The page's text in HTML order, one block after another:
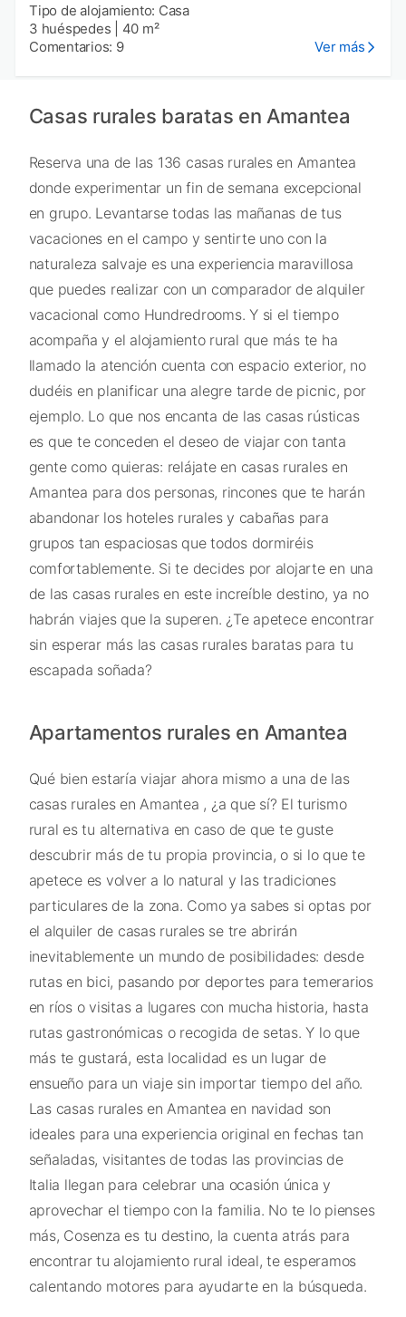
Tipo de alojamiento: Casa
3 huéspedes
40 m²
Comentarios: 9
Ver más
Casas rurales baratas en Amantea
Reserva una de las 136 casas rurales en Amantea
donde experimentar un fin de semana excepcional
en grupo. Levantarse todas las mañanas de tus
vacaciones en el campo y sentirte uno con la
naturaleza salvaje es una experiencia maravillosa
que puedes realizar con un comparador de alquiler
vacacional como Hundredrooms. Y si el tiempo
acompaña y el alojamiento rural que más te ha
llamado la atención cuenta con espacio exterior, no
dudéis en planificar una alegre tarde de picnic, por
ejemplo. Lo que nos encanta de las casas rústicas
es que te conceden el deseo de viajar con tanta
gente como quieras: relájate en casas rurales en
Amantea para dos personas, rincones que te harán
abandonar los hoteles rurales y cabañas para
grupos tan espaciosas que todos dormiréis
comfortablemente. Si te decides por alojarte en una
de las casas rurales en este increíble destino, ya no
habrán viajes que la superen. ¿Te apetece encontrar
sin esperar más las casas rurales baratas para tu
escapada soñada?
Apartamentos rurales en Amantea
Qué bien estaría viajar ahora mismo a una de las
casas rurales en Amantea , ¿a que sí? El turismo
rural es tu alternativa en caso de que te guste
descubrir más de tu propia provincia, o si lo que te
apetece es volver a lo natural y las tradiciones
particulares de la zona. Como ya sabes si optas por
el alquiler de casas rurales se tre abrirán
inevitablemente un mundo de posibilidades: desde
rutas en bici, pasando por deportes para temerarios
en ríos o visitas a lugares con mucha historia, hasta
rutas gastronómicas o recogida de setas. Y lo que
más te gustará, esta localidad es un lugar de
ensueño para un viaje sin importar tiempo del año.
Las casas rurales en Amantea en navidad son
ideales para una experiencia original en fechas tan
señaladas, visitantes de todas las provincias de
Italia llegan para celebrar una ocasión única y
aprovechar el tiempo con la familia. No te lo pienses
más, Cosenza es tu destino, la cuenta atrás para
encontrar tu alojamiento rural ideal, te esperamos
calentando motores para ayudarte en la búsqueda.